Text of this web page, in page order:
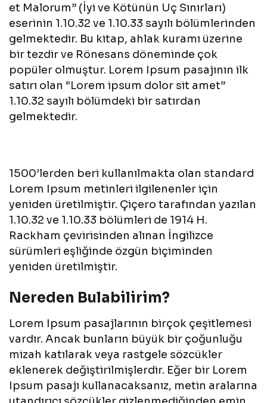
et Malorum” (İyi ve Kötünün Uç Sınırları)
eserinin 1.10.32 ve 1.10.33 sayılı bölümlerinden
gelmektedir. Bu kitap, ahlak kuramı üzerine
bir tezdir ve Rönesans döneminde çok
popüler olmuştur. Lorem Ipsum pasajının ilk
satırı olan “Lorem ipsum dolor sit amet”
1.10.32 sayılı bölümdeki bir satırdan
gelmektedir.
1500’lerden beri kullanılmakta olan standard
Lorem Ipsum metinleri ilgilenenler için
yeniden üretilmiştir. Çiçero tarafından yazılan
1.10.32 ve 1.10.33 bölümleri de 1914 H.
Rackham çevirisinden alınan İngilizce
sürümleri eşliğinde özgün biçiminden
yeniden üretilmiştir.
Nereden Bulabilirim?
Lorem Ipsum pasajlarının birçok çeşitlemesi
vardır. Ancak bunların büyük bir çoğunluğu
mizah katılarak veya rastgele sözcükler
eklenerek değiştirilmişlerdir. Eğer bir Lorem
Ipsum pasajı kullanacaksanız, metin aralarına